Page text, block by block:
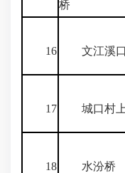
桥
16 文江溪口
17 城口村
18 水汾桥